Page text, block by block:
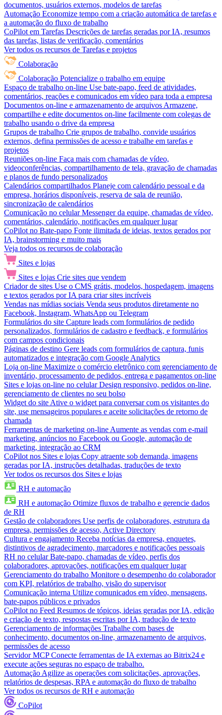
documentos, usuários externos, modelos de tarefas
Automação Economize tempo com a criação automática de tarefas e
a automação do fluxo de trabalho
CoPilot em Tarefas Descrições de tarefas geradas por IA, resumos
das tarefas, listas de verificação, comentários
Ver todos os recursos de Tarefas e projetos
Colaboração
Colaboração Potencialize o trabalho em equipe
Espaço de trabalho on-line Use bate-papo, feed de atividades,
comentários, reações e comunicados em vídeo para toda a empresa
Documentos on-line e armazenamento de arquivos Armazene,
compartilhe e edite documentos on-line facilmente com colegas de
trabalho usando o drive da empresa
Grupos de trabalho Crie grupos de trabalho, convide usuários
externos, defina permissões de acesso e trabalhe em tarefas e
projetos
Reuniões on-line Faça mais com chamadas de vídeo,
videoconferências, compartilhamento de tela, gravação de chamadas
e planos de fundo personalizados
Calendários compartilhados Planeje com calendário pessoal e da
empresa, horários disponíveis, reserva de sala de reunião,
sincronização de calendários
Comunicação no celular Messenger da equipe, chamadas de vídeo,
comentários, calendário, notificações em qualquer lugar
CoPilot no Bate-papo Fonte ilimitada de ideias, textos gerados por
IA, brainstorming e muito mais
Veja todos os recursos de colaboração
Sites e lojas
Sites e lojas Crie sites que vendem
Criador de sites Use o CMS grátis, modelos, hospedagem, imagens
e textos gerados por IA para criar sites incríveis
Vendas nas mídias sociais Venda seus produtos diretamente no
Facebook, Instagram, WhatsApp ou Telegram
Formulários do site Capture leads com formulários de pedido
personalizados, formulários de cadastro e feedback, e formulários
com campos condicionais
Páginas de destino Gere leads com formulários de captura, funis
automatizados e integração com Google Analytics
Loja on-line Maximize o comércio eletrônico com gerenciamento de
inventário, processamento de pedidos, entrega e pagamentos on-line
Sites e lojas on-line no celular Design responsivo, pedidos on-line,
gerenciamento de clientes no seu bolso
Widget do site Ative o widget para conversar com os visitantes do
site, use mensageiros populares e aceite solicitações de retorno de
chamada
Ferramentas de marketing on-line Aumente as vendas com e-mail
marketing, anúncios no Facebook ou Google, automação de
marketing, integração ao CRM
CoPilot nos Sites e lojas Copy atraente sob demanda, imagens
geradas por IA, instruções detalhadas, traduções de texto
Ver todos os recursos dos Sites e lojas
RH e automação
RH e automação Otimize fluxos de trabalho e gerencie dados
de RH
Gestão de colaboradores Use perfis de colaboradores, estrutura da
empresa, permissões de acesso, Active Directory
Cultura e engajamento Receba notícias da empresa, enquetes,
distintivos de agradecimento, marcadores e notificações pessoais
RH no celular Bate-papo, chamadas de vídeo, perfis dos
colaboradores, aprovações, notificações em qualquer lugar
Gerenciamento do trabalho Monitore o desempenho do colaborador
com KPI, relatórios de trabalho, visão do supervisor
Comunicação interna Utilize comunicados em vídeo, mensagens,
bate-papos públicos e privados
CoPilot no Feed Resumos de tópicos, ideias geradas por IA, edição
e criação de texto, respostas escritas por IA, tradução de texto
Gerenciamento de informações Trabalhe com bases de
conhecimento, documentos on-line, armazenamento de arquivos,
permissões de acesso
Servidor MCP Conecte ferramentas de IA externas ao Bitrix24 e
execute ações seguras no espaço de trabalho.
Automação Agilize as operações com solicitações, aprovações,
relatórios de despesas, RPA e automação do fluxo de trabalho
Ver todos os recursos de RH e automação
CoPilot